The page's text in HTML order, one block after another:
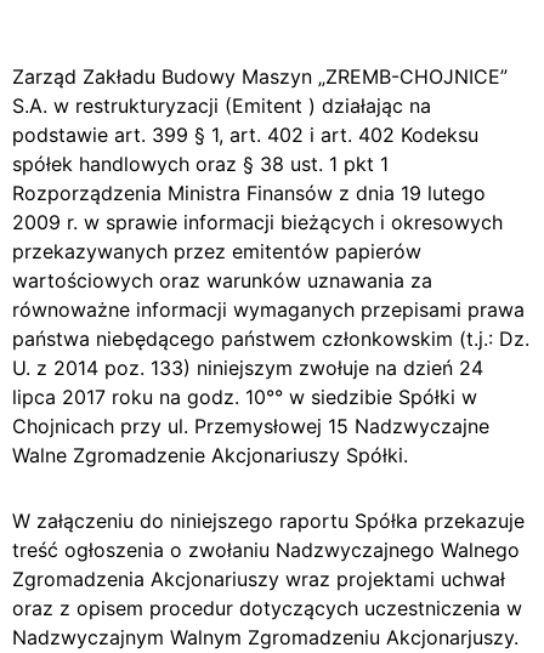
Zarząd Zakładu Budowy Maszyn „ZREMB-CHOJNICE”
S.A. w restrukturyzacji (Emitent ) działając na
podstawie art. 399 § 1, art. 402 i art. 402 Kodeksu
spółek handlowych oraz § 38 ust. 1 pkt 1
Rozporządzenia Ministra Finansów z dnia 19 lutego
2009 r. w sprawie informacji bieżących i okresowych
przekazywanych przez emitentów papierów
wartościowych oraz warunków uznawania za
równoważne informacji wymaganych przepisami prawa
państwa niebędącego państwem członkowskim (t.j.: Dz.
U. z 2014 poz. 133) niniejszym zwołuje na dzień 24
lipca 2017 roku na godz. 10°° w siedzibie Spółki w
Chojnicach przy ul. Przemysłowej 15 Nadzwyczajne
Walne Zgromadzenie Akcjonariuszy Spółki.
W załączeniu do niniejszego raportu Spółka przekazuje
treść ogłoszenia o zwołaniu Nadzwyczajnego Walnego
Zgromadzenia Akcjonariuszy wraz projektami uchwał
oraz z opisem procedur dotyczących uczestniczenia w
Nadzwyczajnym Walnym Zgromadzeniu Akcjonarjuszy.